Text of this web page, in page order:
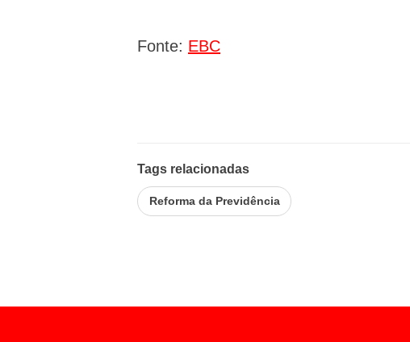
Fonte: EBC
Tags relacionadas
Reforma da Previdência